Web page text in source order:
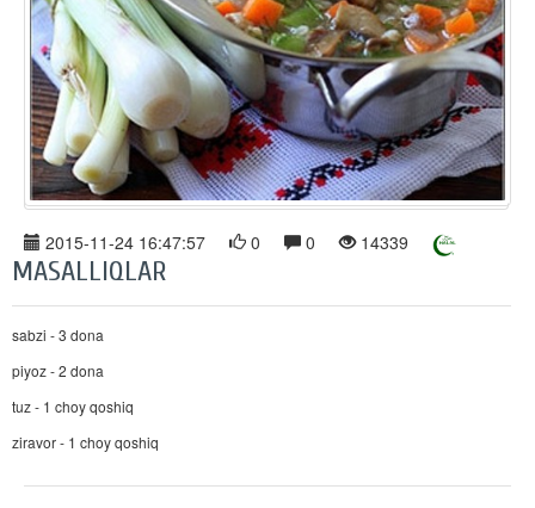
2015-11-24 16:47:57 0 0 14339
MASALLIQLAR
sabzi - 3 dona
piyoz - 2 dona
tuz - 1 choy qoshiq
ziravor - 1 choy qoshiq